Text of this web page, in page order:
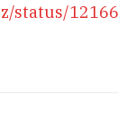
status/